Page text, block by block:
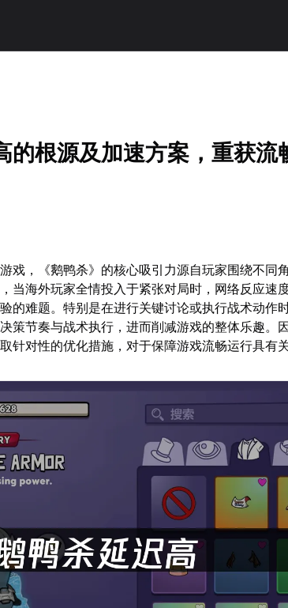
的根源及加速方案，重获流
戏，《鹅鸭杀》的核心吸引力源自玩家围绕不同
当海外玩家全情投入于紧张对局时，网络反应速
的难题。特别是在进行关键讨论或执行战术动作
策节奏与战术执行，进而削减游戏的整体乐趣。
针对性的优化措施，对于保障游戏流畅运行具有关